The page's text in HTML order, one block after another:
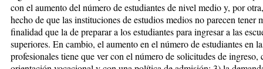
con el aumento del número de estudiantes de nivel medio y, por
hecho de que las instituciones de estudios medios no parecen tener
finalidad que la de preparar a los estudiantes para ingresar a las
superiores. En cambio, el aumento en el número de estudiantes en
profesionales tiene que ver con el número de solicitudes de ingreso,